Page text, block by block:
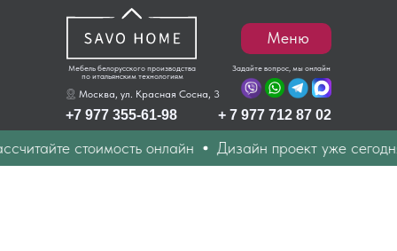
Мебель белорусского производства
по итальянским технологиям
+7 977 355-61-98
Задайте вопрос, мы онлайн
Москва, ул. Красная Сосна, 3
+ 7 977 712 87 02
Меню
стоимость онлайн Дизайн проект уже сегодня